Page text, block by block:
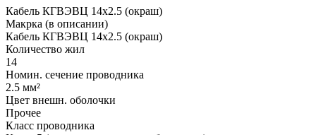
Кабель КГВЭВЦ 14х2.5 (окраш)
Макрка (в описании)
Кабель КГВЭВЦ 14х2.5 (окраш)
Количество жил
14
Номин. сечение проводника
2.5 мм²
Цвет внешн. оболочки
Прочее
Класс проводника